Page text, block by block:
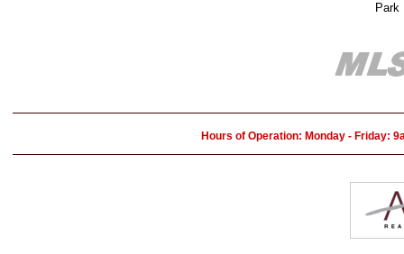
Park
Hours of Operation: Monday - Friday: